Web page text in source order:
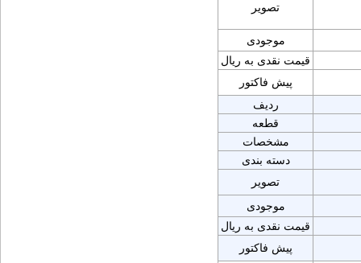
تصویر
موجودی
قیمت نقدی به ریال
پیش فاکتور
ردیف
قطعه
مشخصات
دسته بندی
تصویر
موجودی
قیمت نقدی به ریال
پیش فاکتور